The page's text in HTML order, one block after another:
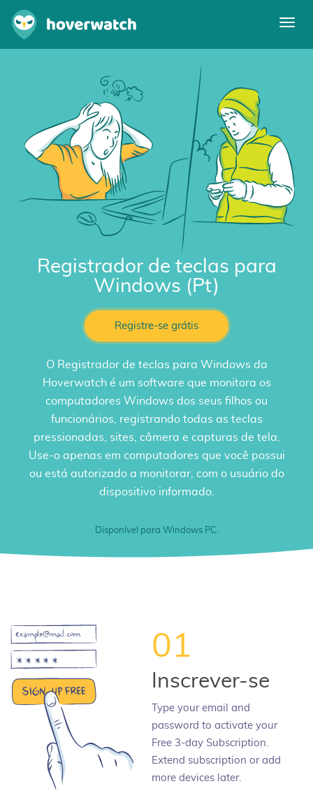
Entrar
Registre-se grátis
Registrador de teclas para
Windows (Pt)
Registre-se grátis
O Registrador de teclas para Windows da
Hoverwatch é um software que monitora os
computadores Windows dos seus filhos ou
funcionários, registrando todas as teclas
pressionadas, sites, câmera e capturas de tela.
Use-o apenas em computadores que você possui
ou está autorizado a monitorar, com o usuário do
dispositivo informado.
Disponível para Windows PC.
01
Inscrever-se
Type your email and
password to activate your
Free 3-day Subscription.
Extend subscription or add
more devices later.